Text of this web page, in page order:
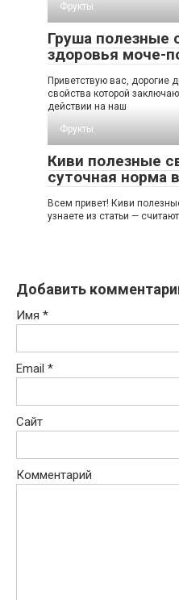
Фрукты
Груша полезные
здоровья моче-
Приветствую вас, дорогие
свойства которой
действии на наш
Фрукты
Киви полезные
суточная норма
Всем привет! Киви
узнаете из статьи —
Добавить
Имя *
Email *
Сайт
Комментарий